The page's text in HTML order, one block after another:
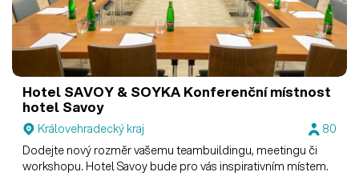
Hotel SAVOY & SOYKA Konferenční místnost
hotel Savoy
Královehradecký kraj
80
Dodejte nový rozměr vašemu teambuildingu, meetingu či
workshopu. Hotel Savoy bude pro vás inspirativním místem.